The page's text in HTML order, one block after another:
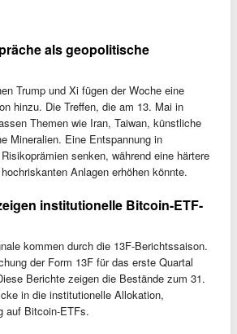
als geopolitische
Trump und Xi fügen der Woche eine
hinzu. Die Treffen, die am 13. Mai in
Themen wie Iran, Taiwan, künstliche
Mineralien. Eine Entspannung in
senken, während eine härtere
Anlagen erhöhen könnte.
institutionelle Bitcoin-ETF-
kommen durch die 13F-Berichtssaison.
der Form 13F für das erste Quartal
Berichte zeigen die Bestände zum 31.
in die institutionelle Allokation,
auf Bitcoin-ETFs.